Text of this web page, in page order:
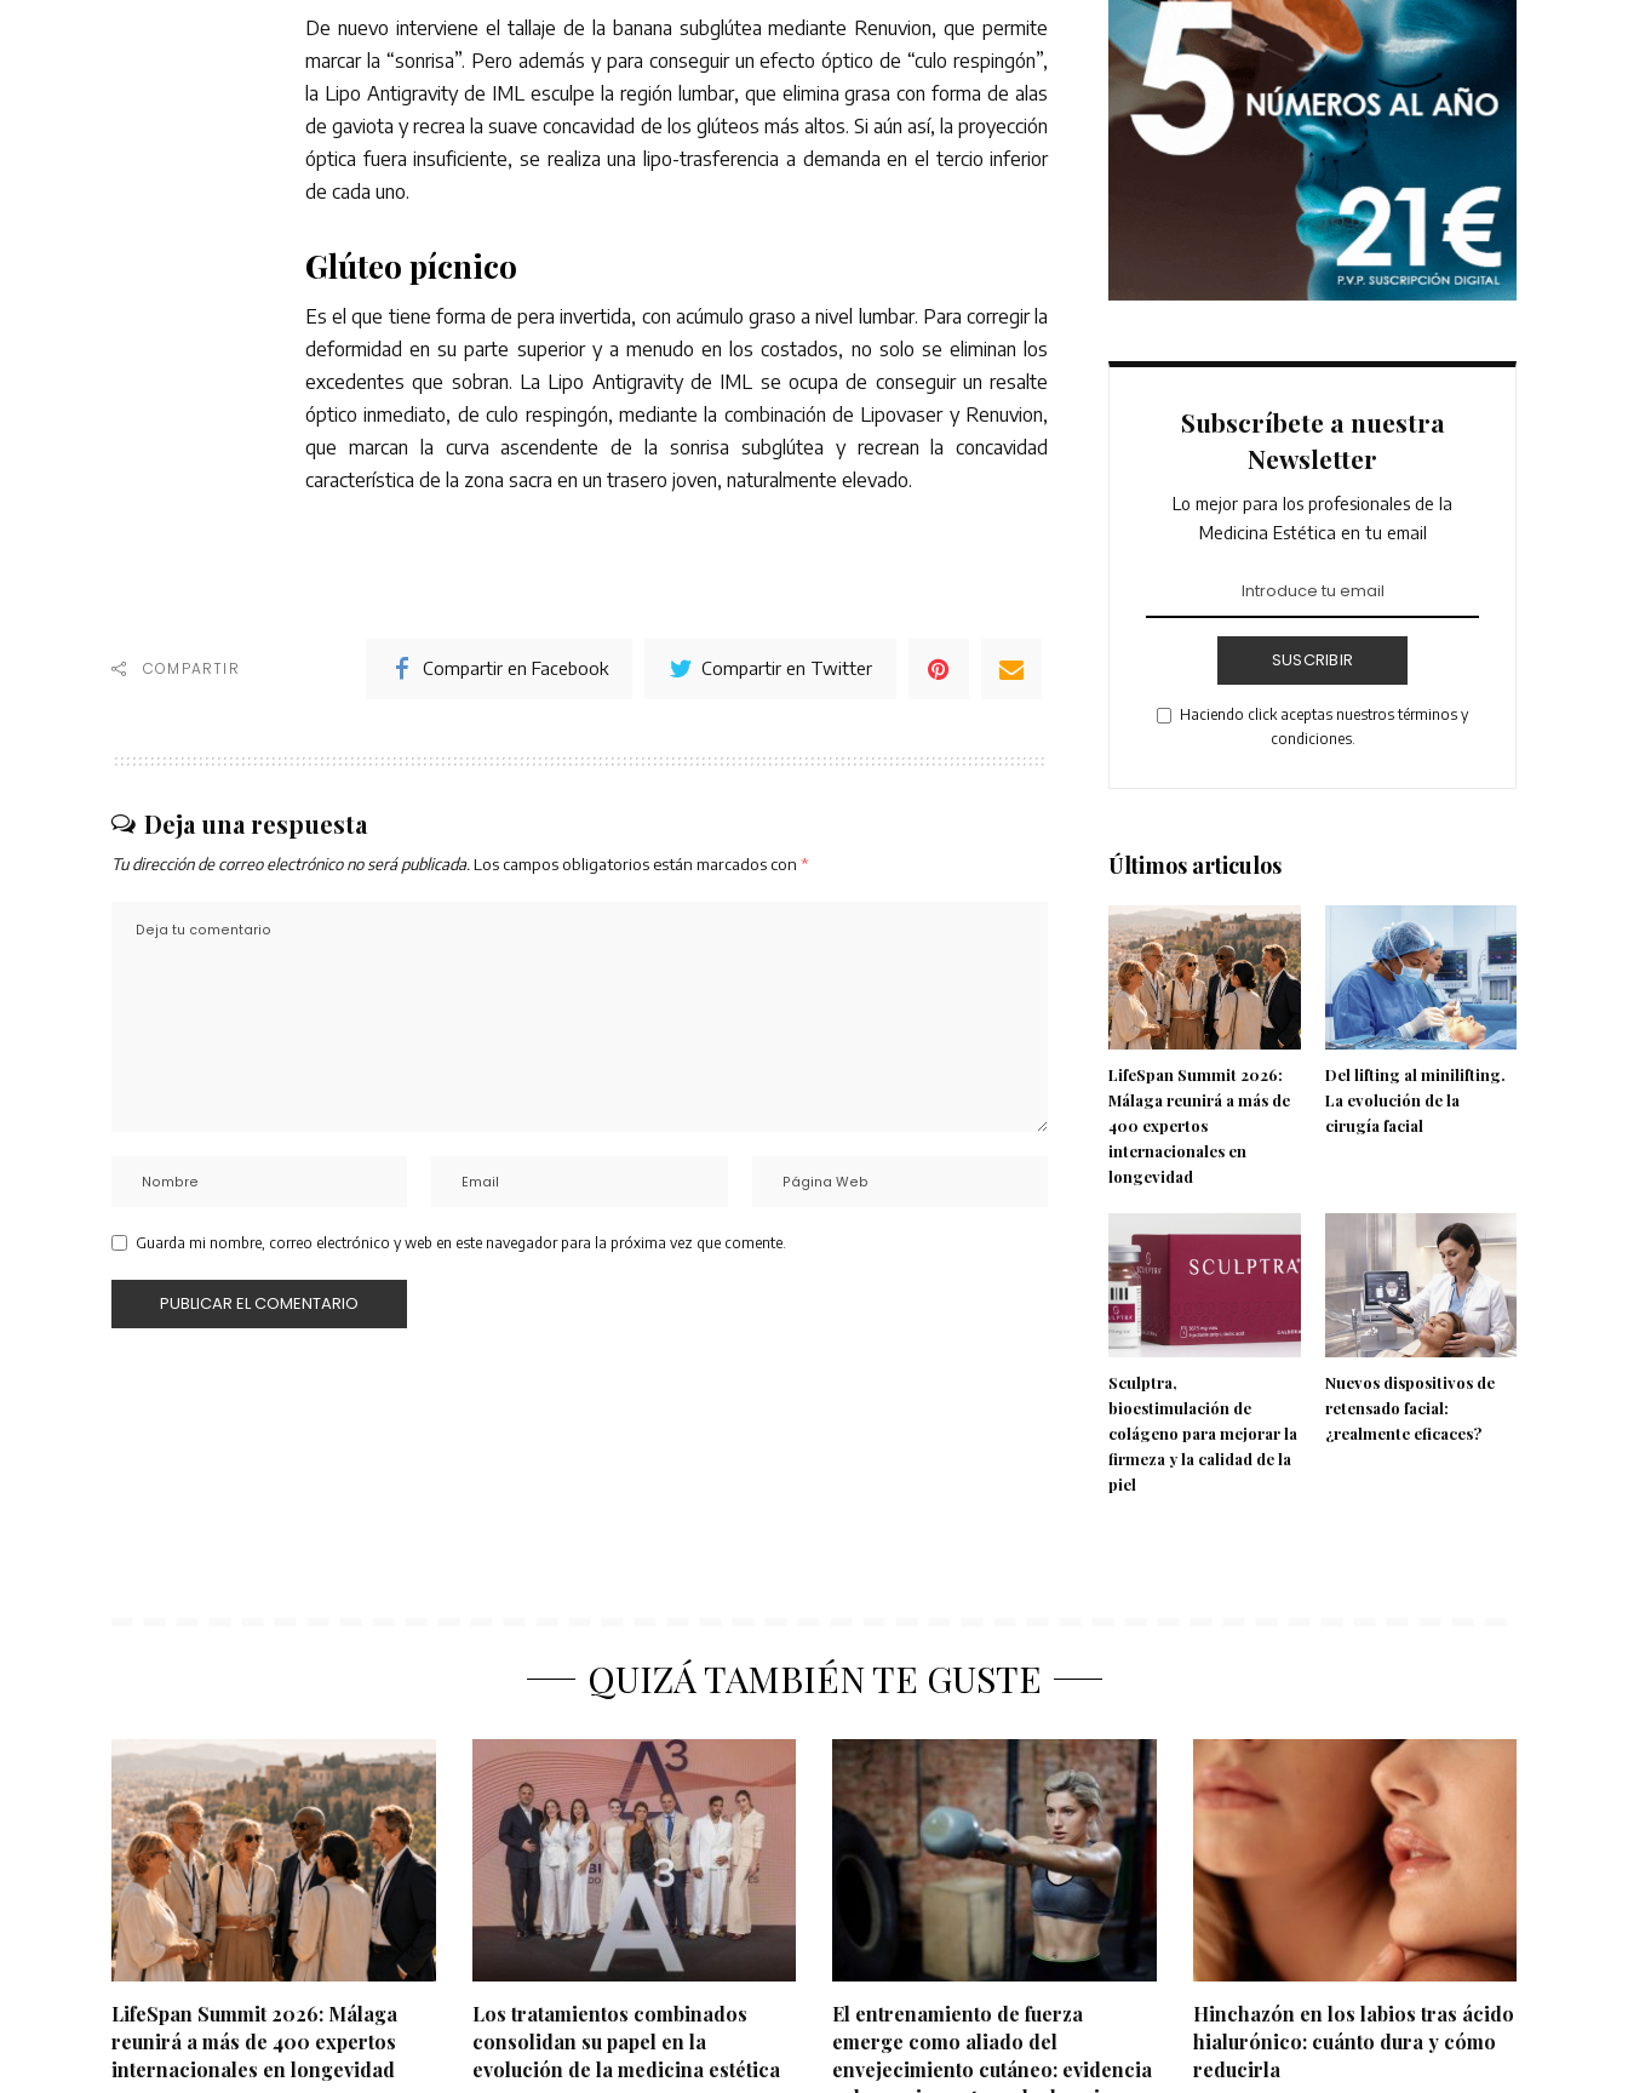
De nuevo interviene el tallaje de la banana subglútea mediante Renuvion, que permite
marcar la “sonrisa”. Pero además y para conseguir un efecto óptico de “culo respingón”,
la Lipo Antigravity de IML esculpe la región lumbar, que elimina grasa con forma de alas
de gaviota y recrea la suave concavidad de los glúteos más altos. Si aún así, la proyección
óptica fuera insuficiente, se realiza una lipo-trasferencia a demanda en el tercio inferior
de cada uno.
Glúteo pícnico
Es el que tiene forma de pera invertida, con acúmulo graso a nivel lumbar. Para corregir la
deformidad en su parte superior y a menudo en los costados, no solo se eliminan los
excedentes que sobran. La Lipo Antigravity de IML se ocupa de conseguir un resalte
óptico inmediato, de culo respingón, mediante la combinación de Lipovaser y Renuvion,
que marcan la curva ascendente de la sonrisa subglútea y recrean la concavidad
característica de la zona sacra en un trasero joven, naturalmente elevado.
COMPARTIR Compartir en Facebook Compartir en Twitter
Deja una respuesta
Tu dirección de correo electrónico no será publicada. Los campos obligatorios están marcados con *
Guarda mi nombre, correo electrónico y web en este navegador para la próxima vez que comente.
Subscríbete a nuestra
Newsletter
Lo mejor para los profesionales de la
Medicina Estética en tu email
SUSCRIBIR
Haciendo click aceptas nuestros términos y
condiciones.
Últimos articulos
LifeSpan Summit 2026:
Málaga reunirá a más de
400 expertos
internacionales en
longevidad
Del lifting al minilifting.
La evolución de la
cirugía facial
Sculptra,
bioestimulación de
colágeno para mejorar la
firmeza y la calidad de la
piel
Nuevos dispositivos de
retensado facial:
¿realmente eficaces?
QUIZÁ TAMBIÉN TE GUSTE
LifeSpan Summit 2026: Málaga
reunirá a más de 400 expertos
internacionales en longevidad
Los tratamientos combinados
consolidan su papel en la
evolución de la medicina estética
El entrenamiento de fuerza
emerge como aliado del
envejecimiento cutáneo: evidencia
Hinchazón en los labios tras ácido
hialurónico: cuánto dura y cómo
reducirla